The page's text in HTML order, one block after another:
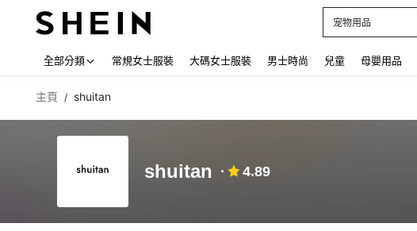
宠物用品
全部分類 常規女士服裝 大碼女士服裝 男士時尚 兒童 母嬰用品
主頁 / shuitan
shuitan 4.89